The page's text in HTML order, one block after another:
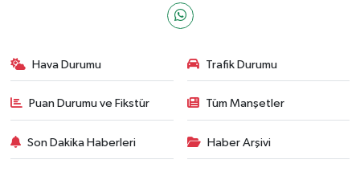
Hava Durumu Trafik Durumu
Puan Durumu ve Fikstür Tüm Manşetler
Son Dakika Haberleri Haber Arşivi